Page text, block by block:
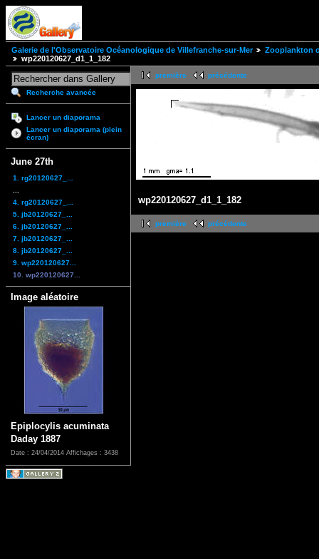
Galerie de l'Observatoire Océanologique de Villefranche-sur-Mer
Zooplankton
wp220120627_d1_1_182
Recherche avancée
Lancer un diaporama
Lancer un diaporama (plein
écran)
June 27th
1. rg20120627_...
4. rg20120627_...
5. jb20120627_...
6. jb20120627_...
7. jb20120627_...
8. jb20120627_...
9. wp220120627...
10. wp220120627...
Image aléatoire
Epiplocylis acuminata
Daday 1887
Date : 24/04/2014 Affichages : 3438
première précédente
wp220120627_d1_1_182
première précédente